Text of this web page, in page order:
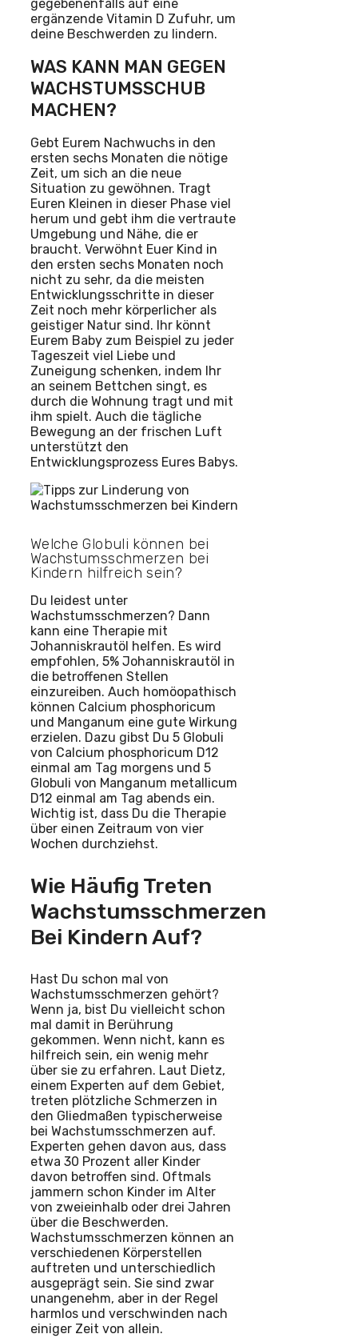
gegebenenfalls auf eine
ergänzende Vitamin D Zufuhr, um
deine Beschwerden zu lindern.
WAS KANN MAN GEGEN
WACHSTUMSSCHUB
MACHEN?
Gebt Eurem Nachwuchs in den
ersten sechs Monaten die nötige
Zeit, um sich an die neue
Situation zu gewöhnen. Tragt
Euren Kleinen in dieser Phase viel
herum und gebt ihm die vertraute
Umgebung und Nähe, die er
braucht. Verwöhnt Euer Kind in
den ersten sechs Monaten noch
nicht zu sehr, da die meisten
Entwicklungsschritte in dieser
Zeit noch mehr körperlicher als
geistiger Natur sind. Ihr könnt
Eurem Baby zum Beispiel zu jeder
Tageszeit viel Liebe und
Zuneigung schenken, indem Ihr
an seinem Bettchen singt, es
durch die Wohnung tragt und mit
ihm spielt. Auch die tägliche
Bewegung an der frischen Luft
unterstützt den
Entwicklungsprozess Eures Babys.
Welche Globuli können bei
Wachstumsschmerzen bei
Kindern hilfreich sein?
Du leidest unter
Wachstumsschmerzen? Dann
kann eine Therapie mit
Johanniskrautöl helfen. Es wird
empfohlen, 5% Johanniskrautöl in
die betroffenen Stellen
einzureiben. Auch homöopathisch
können Calcium phosphoricum
und Manganum eine gute Wirkung
erzielen. Dazu gibst Du 5 Globuli
von Calcium phosphoricum D12
einmal am Tag morgens und 5
Globuli von Manganum metallicum
D12 einmal am Tag abends ein.
Wichtig ist, dass Du die Therapie
über einen Zeitraum von vier
Wochen durchziehst.
Wie Häufig Treten
Wachstumsschmerzen
Bei Kindern Auf?
Hast Du schon mal von
Wachstumsschmerzen gehört?
Wenn ja, bist Du vielleicht schon
mal damit in Berührung
gekommen. Wenn nicht, kann es
hilfreich sein, ein wenig mehr
über sie zu erfahren. Laut Dietz,
einem Experten auf dem Gebiet,
treten plötzliche Schmerzen in
den Gliedmaßen typischerweise
bei Wachstumsschmerzen auf.
Experten gehen davon aus, dass
etwa 30 Prozent aller Kinder
davon betroffen sind. Oftmals
jammern schon Kinder im Alter
von zweieinhalb oder drei Jahren
über die Beschwerden.
Wachstumsschmerzen können an
verschiedenen Körperstellen
auftreten und unterschiedlich
ausgeprägt sein. Sie sind zwar
unangenehm, aber in der Regel
harmlos und verschwinden nach
einiger Zeit von allein.